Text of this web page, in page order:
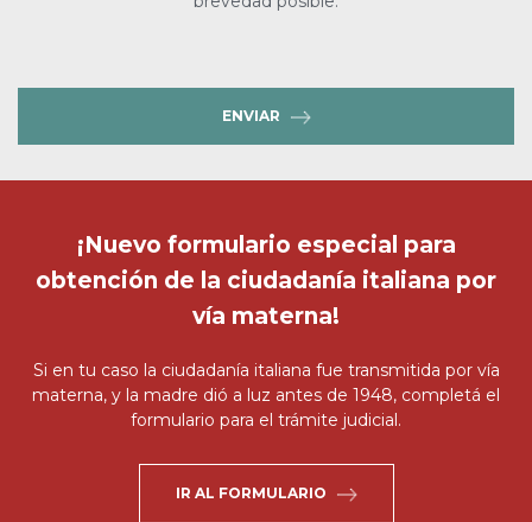
ENVIAR
¡Nuevo formulario especial para
obtención de la ciudadanía italiana por
vía materna!
Si en tu caso la ciudadanía italiana fue transmitida por vía
materna, y la madre dió a luz antes de 1948, completá el
formulario para el trámite judicial.
IR AL FORMULARIO